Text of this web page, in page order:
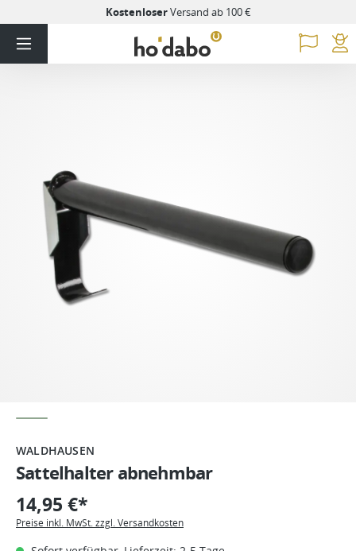
KostenloserVersand ab 100 €
WALDHAUSEN
Sattelhalter abnehmbar
14,95 €*
Preise inkl. MwSt. zzgl. Versandkosten